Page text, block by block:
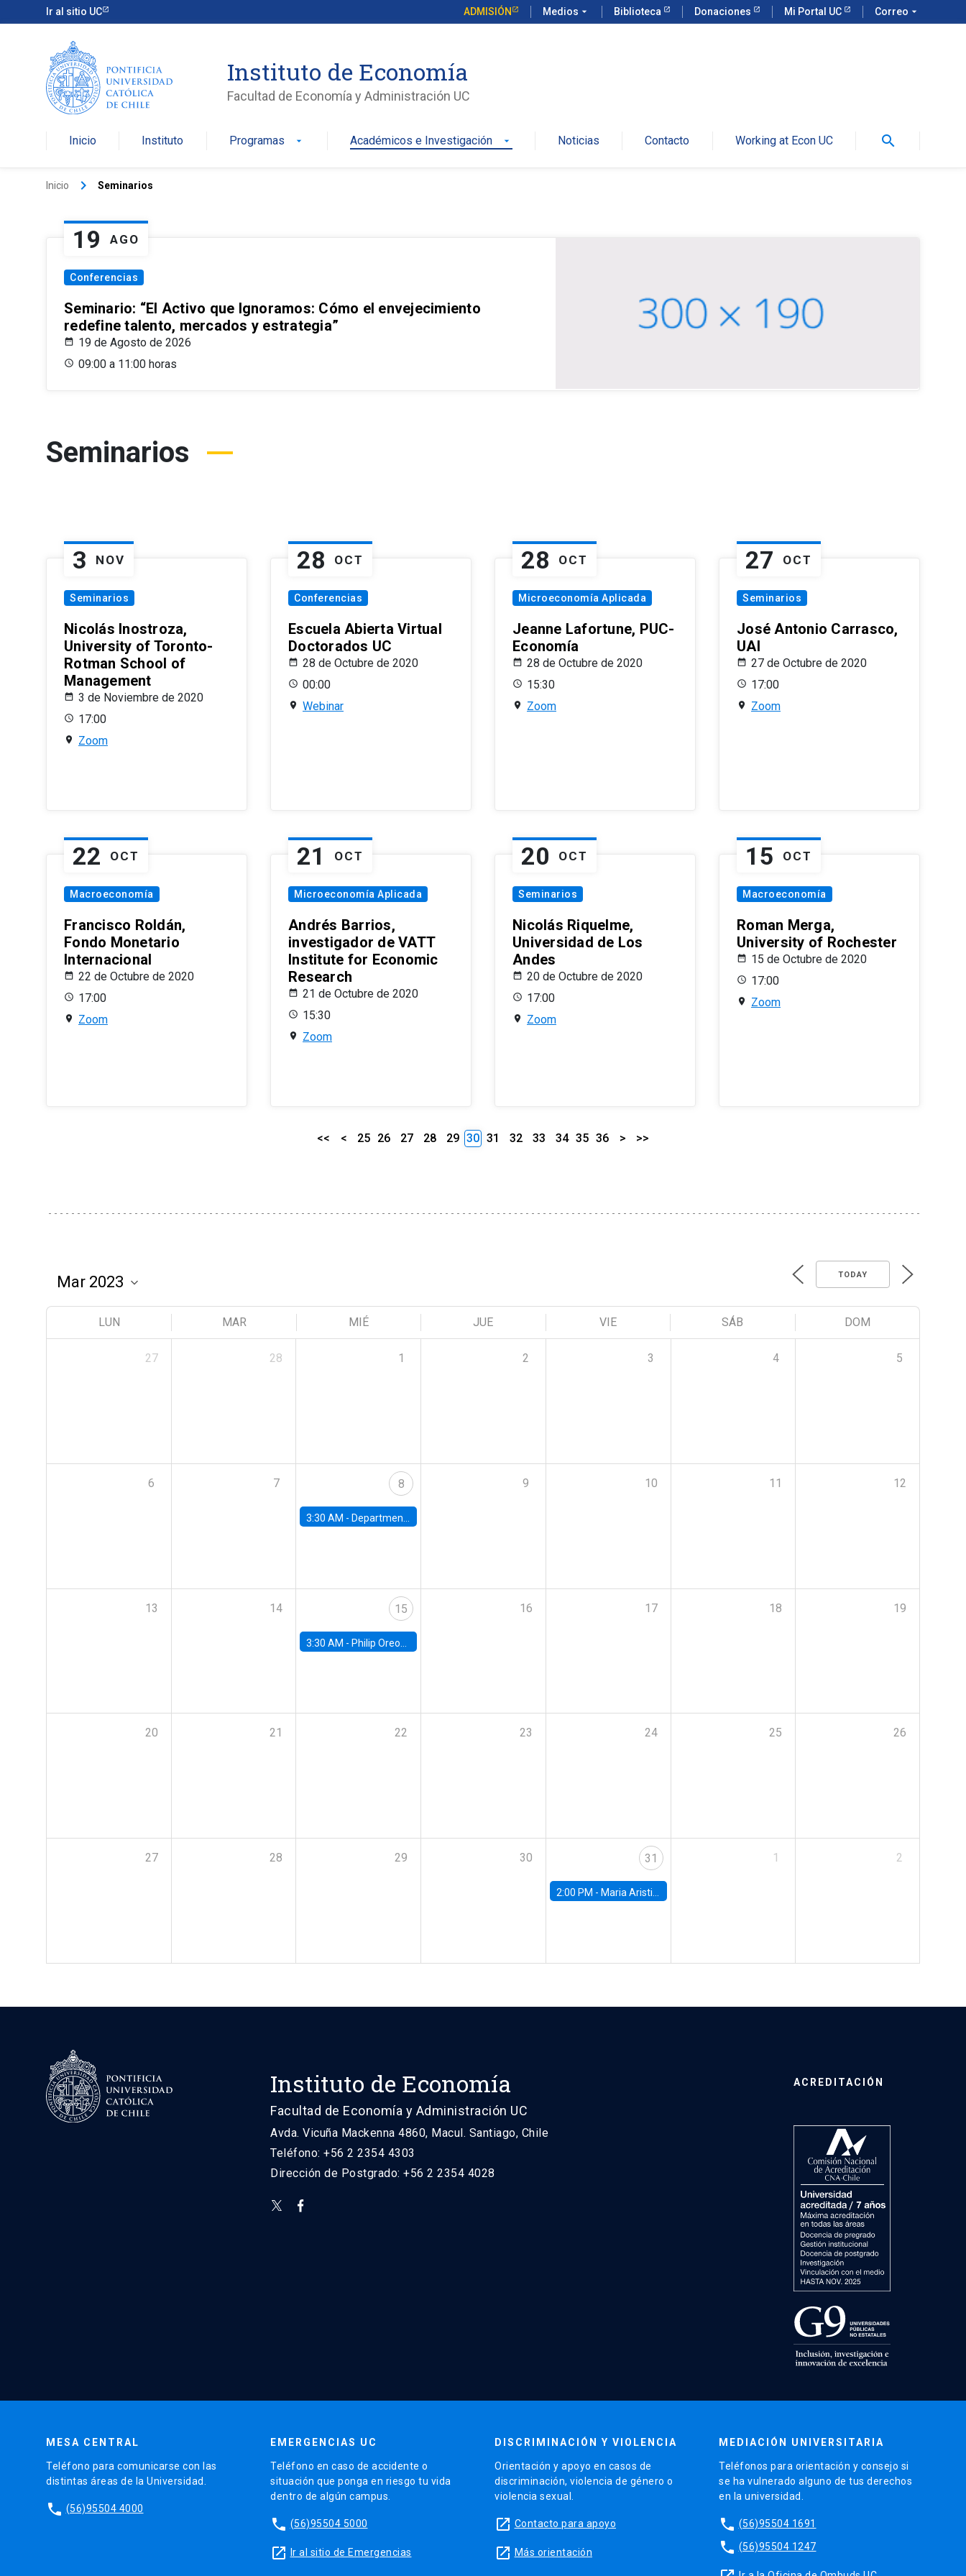
Ir al sitio UC ADMISIÓN Medios arrow_drop_down Biblioteca Donaciones Mi Portal UC Correo arrow_drop_down
Instituto de Economía
Facultad de Economía y Administración UC
Inicio Instituto Programas arrow_drop_down Académicos e Investigación arrow_drop_down Noticias Contacto Working at Econ UC search
Inicio keyboard_arrow_right Seminarios
19 AGO
Conferencias
Seminario: “El Activo que Ignoramos: Cómo el envejecimiento
redefine talento, mercados y estrategia”
19 de Agosto de 2026
09:00 a 11:00 horas
Seminarios
3 NOV
Seminarios
Nicolás Inostroza,
University of Toronto-
Rotman School of
Management
3 de Noviembre de 2020
17:00
Zoom
28 OCT
Conferencias
Escuela Abierta Virtual
Doctorados UC
28 de Octubre de 2020
00:00
Webinar
28 OCT
Microeconomía Aplicada
Jeanne Lafortune, PUC-
Economía
28 de Octubre de 2020
15:30
Zoom
27 OCT
Seminarios
José Antonio Carrasco,
UAI
27 de Octubre de 2020
17:00
Zoom
22 OCT
Macroeconomía
Francisco Roldán,
Fondo Monetario
Internacional
22 de Octubre de 2020
17:00
Zoom
21 OCT
Microeconomía Aplicada
Andrés Barrios,
investigador de VATT
Institute for Economic
Research
21 de Octubre de 2020
15:30
Zoom
20 OCT
Seminarios
Nicolás Riquelme,
Universidad de Los
Andes
20 de Octubre de 2020
17:00
Zoom
15 OCT
Macroeconomía
Roman Merga,
University of Rochester
15 de Octubre de 2020
17:00
Zoom
<< < 25 26 27 28 29 30 31 32 33 34 35 36 > >>
TODAY
LUN MAR MIÉ JUE VIE SÁB DOM
27 28 1 2 3 4 5
6 7 8
3:30 AM - Department Seminar: James Robinson
9 10 11 12
13 14 15
3:30 AM - Philip Oreopolous, University of Toronto
16 17 18 19
20 21 22 23 24 25 26
27 28 29 30 31
2:00 PM - Maria Aristizabal-Ramirez, FED Board
1 2
Instituto de Economía
Facultad de Economía y Administración UC
Avda. Vicuña Mackenna 4860, Macul. Santiago, Chile
Teléfono: +56 2 2354 4303
Dirección de Postgrado: +56 2 2354 4028
ACREDITACIÓN
MESA CENTRAL
Teléfono para comunicarse con las
distintas áreas de la Universidad.
phone (56)95504 4000
EMERGENCIAS UC
Teléfono en caso de accidente o
situación que ponga en riesgo tu vida
dentro de algún campus.
phone (56)95504 5000
launch Ir al sitio de Emergencias
DISCRIMINACIÓN Y VIOLENCIA
Orientación y apoyo en casos de
discriminación, violencia de género o
violencia sexual.
launch Contacto para apoyo
launch Más orientación
MEDIACIÓN UNIVERSITARIA
Teléfonos para orientación y consejo si
se ha vulnerado alguno de tus derechos
en la universidad.
phone (56)95504 1691
phone (56)95504 1247